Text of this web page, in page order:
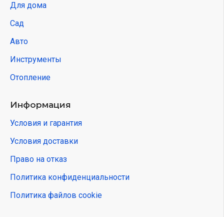
Для дома
Сад
Авто
Инструменты
Отопление
Информация
Условия и гарантия
Условия доставки
Право на отказ
Политика конфиденциальности
Политика файлов cookie